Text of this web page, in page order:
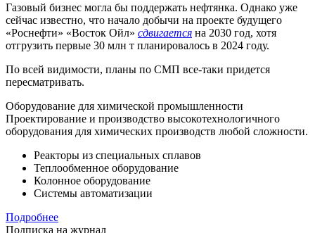
Газовый бизнес могла бы поддержать нефтянка. Однако уже
сейчас известно, что начало добычи на проекте будущего
«Роснефти» «Восток Ойл» сдвигается на 2030 год, хотя
отгрузить первые 30 млн т планировалось в 2024 году.
По всей видимости, планы по СМП все-таки придется
пересматривать.
Оборудование для химической промышленности
Проектирование и производство высокотехнологичного
оборудования для химических производств любой сложности.
Реакторы из специальных сплавов
Теплообменное оборудование
Колонное оборудование
Системы автоматизации
Подробнее
Подписка на журнал